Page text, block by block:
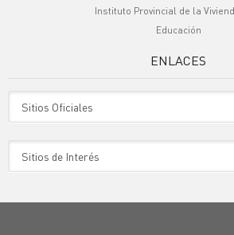
Instituto Provincial de la
Educación
ENLACES